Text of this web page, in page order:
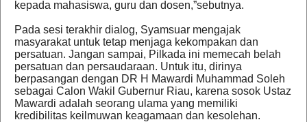
kepada mahasiswa, guru dan dosen,”sebutnya.
Pada sesi terakhir dialog, Syamsuar mengajak
masyarakat untuk tetap menjaga kekompakan dan
persatuan. Jangan sampai, Pilkada ini memecah belah
persatuan dan persaudaraan. Untuk itu, dirinya
berpasangan dengan DR H Mawardi Muhammad Soleh
sebagai Calon Wakil Gubernur Riau, karena sosok Ustaz
Mawardi adalah seorang ulama yang memiliki
kredibilitas keilmuwan keagamaan dan kesolehan.